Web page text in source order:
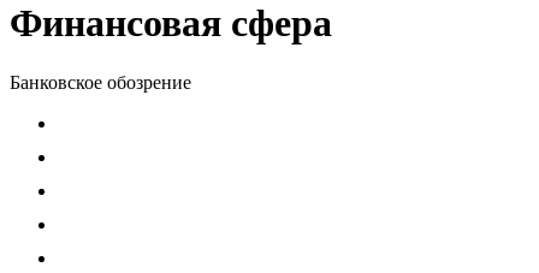
Финансовая сфера
Банковское обозрение